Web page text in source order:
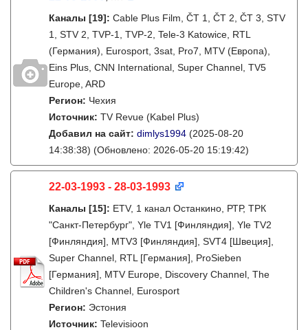
Каналы [19]: Cable Plus Film, ČT 1, ČT 2, ČT 3, STV
1, STV 2, TVP-1, TVP-2, Tele-3 Katowice, RTL
(Германия), Eurosport, 3sat, Pro7, MTV (Европа),
Eins Plus, CNN International, Super Channel, TV5
Europe, ARD
Регион: Чехия
Источник: TV Revue (Kabel Plus)
Добавил на сайт: dimlys1994 (2025-08-20
14:38:38) (Обновлено: 2026-05-20 15:19:42)
22-03-1993 - 28-03-1993
Каналы [15]: ETV, 1 канал Останкино, РТР, ТРК
"Санкт-Петербург", Yle TV1 [Финляндия], Yle TV2
[Финляндия], MTV3 [Финляндия], SVT4 [Швеция],
Super Channel, RTL [Германия], ProSieben
[Германия], MTV Europe, Discovery Channel, The
Children's Channel, Eurosport
Регион: Эстония
Источник: Televisioon